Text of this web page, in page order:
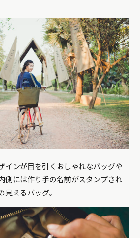
インが目を引くおしゃれなバッグや
側には作り手の名前がスタンプされ
見えるバッグ。